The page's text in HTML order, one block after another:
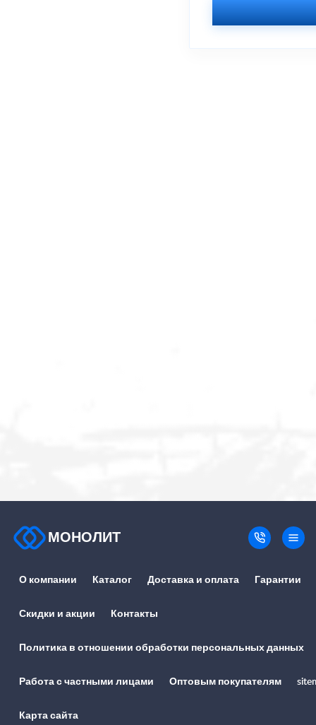
МОНОЛИТ
О компании Каталог Доставка и оплата Гарантии
Скидки и акции Контакты
Политика в отношении обработки персональных данных
Работа с частными лицами Оптовым покупателям
Карта сайта